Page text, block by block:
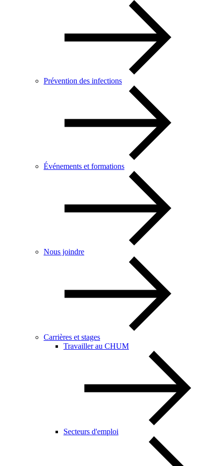
Prévention des infections
Événements et formations
Nous joindre
Carrières et stages
Travailler au CHUM
Secteurs d'emploi